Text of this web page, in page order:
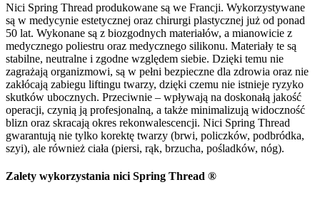
Nici Spring Thread produkowane są we Francji. Wykorzystywane
są w medycynie estetycznej oraz chirurgi plastycznej już od ponad
50 lat. Wykonane są z biozgodnych materiałów, a mianowicie z
medycznego poliestru oraz medycznego silikonu. Materiały te są
stabilne, neutralne i zgodne względem siebie. Dzięki temu nie
zagrażają organizmowi, są w pełni bezpieczne dla zdrowia oraz nie
zakłócają zabiegu liftingu twarzy, dzięki czemu nie istnieje ryzyko
skutków ubocznych. Przeciwnie – wpływają na doskonałą jakość
operacji, czynią ją profesjonalną, a także minimalizują widoczność
blizn oraz skracają okres rekonwalescencji. Nici Spring Thread
gwarantują nie tylko korektę twarzy (brwi, policzków, podbródka,
szyi), ale również ciała (piersi, rąk, brzucha, pośladków, nóg).
Zalety wykorzystania nici Spring Thread ®